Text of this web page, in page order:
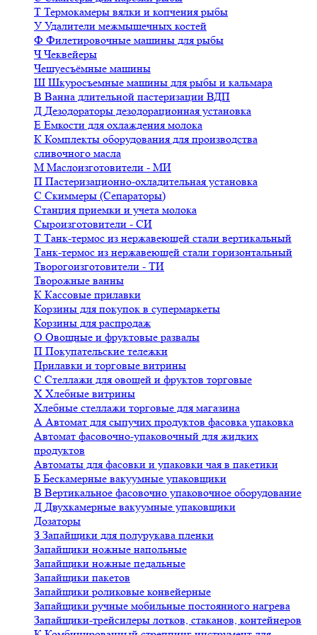
Т Термокамеры вялки и копчения рыбы
У Удалители межмышечных костей
Ф Филетировочные машины для рыбы
ЧЧеквейеры
Чешуесъёмные машины
Ш Шкуросъемные машины для рыбы и кальмара
В Ванна длительной пастеризации ВДП
Д Дезодораторы дезодорационная установка
Е Емкости для охлаждения молока
К Комплекты оборудования для производства
сливочного масла
М Маслоизготовители - МИ
П Пастеризационно-охладительная установка
С Скиммеры (Сепараторы)
Станция приемки и учета молока
Сыроизготовители - СИ
Т Танк-термос из нержавеющей стали вертикальный
Танк-термос из нержавеющей стали горизонтальный
Творогоизготовители - ТИ
Творожные ванны
К Кассовые прилавки
Корзины для покупок в супермаркеты
Корзины для распродаж
О Овощные и фруктовые развалы
П Покупательские тележки
Прилавки и торговые витрины
С Стеллажи для овощей и фруктов торговые
Х Хлебные витрины
Хлебные стеллажи торговые для магазина
А Автомат для сыпучих продуктов фасовка упаковка
Автомат фасовочно-упаковочный для жидких
продуктов
Автоматы для фасовки и упаковки чая в пакетики
Б Бескамерные вакуумные упаковщики
В Вертикальное фасовочно упаковочное оборудование
Д Двухкамерные вакуумные упаковщики
Дозаторы
З Запайщики для полурукава пленки
Запайщики ножные напольные
Запайщики ножные педальные
Запайщики пакетов
Запайщики роликовые конвейерные
Запайщики ручные мобильные постоянного нагрева
Запайщики-трейсилеры лотков, стаканов, контейнеров